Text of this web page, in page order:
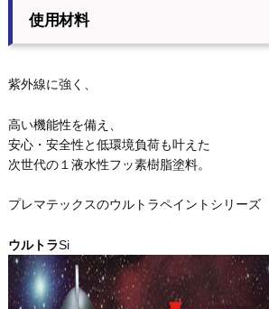
使用材料
紫外線に強く、
高い機能性を備え、
安心・安全性と低環境負荷も叶えた
次世代の１液水性フッ素樹脂塗料。
プレマテックスのウルトラペイントシリーズ
ウルトラSi